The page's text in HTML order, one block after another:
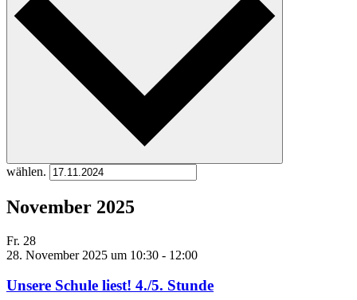
wählen.
November 2025
Fr. 28
28. November 2025 um 10:30 - 12:00
Unsere Schule liest! 4./5. Stunde